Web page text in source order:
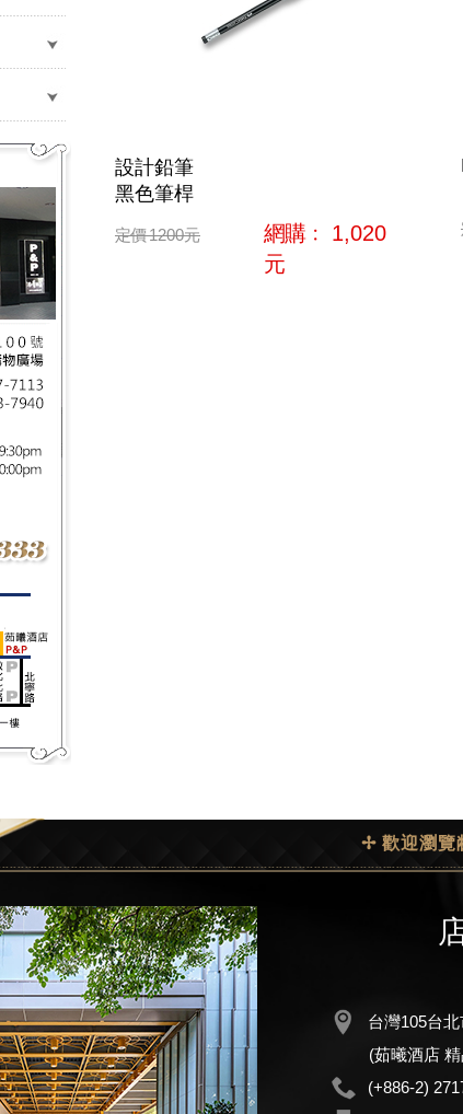
設計鉛筆
黑色筆桿
定價1200元 網購﹕ 1,020
元
✢ 歡迎瀏覽
台灣105台
(茹曦酒店 精
(+886-2)